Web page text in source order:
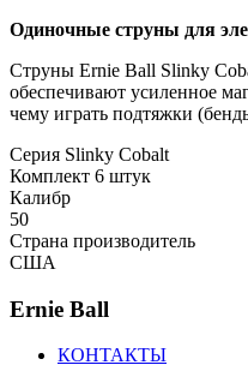
Одиночные струны для
Струны Ernie Ball Slinky
обеспечивают усиленное
чему играть подтяжки
Серия Slinky Cobalt
Комплект 6 штук
Калибр
50
Страна производитель
США
Ernie Ball
КОНТАКТЫ